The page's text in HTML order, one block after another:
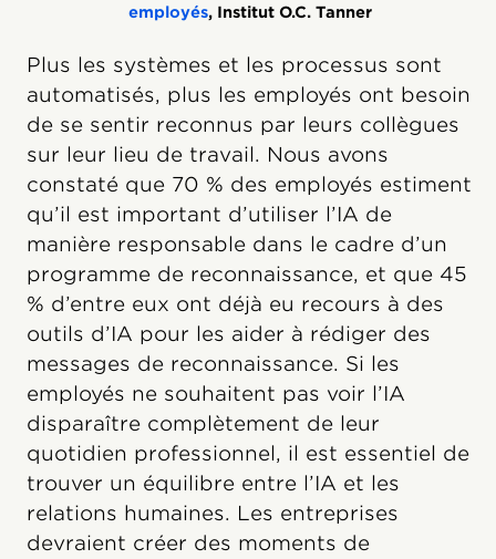
employés, Institut O.C. Tanner
Plus les systèmes et les processus sont
automatisés, plus les employés ont besoin
de se sentir reconnus par leurs collègues
sur leur lieu de travail. Nous avons
constaté que 70 % des employés estiment
qu’il est important d’utiliser l’IA de
manière responsable dans le cadre d’un
programme de reconnaissance, et que 45
% d’entre eux ont déjà eu recours à des
outils d’IA pour les aider à rédiger des
messages de reconnaissance. Si les
employés ne souhaitent pas voir l’IA
disparaître complètement de leur
quotidien professionnel, il est essentiel de
trouver un équilibre entre l’IA et les
relations humaines. Les entreprises
devraient créer des moments de